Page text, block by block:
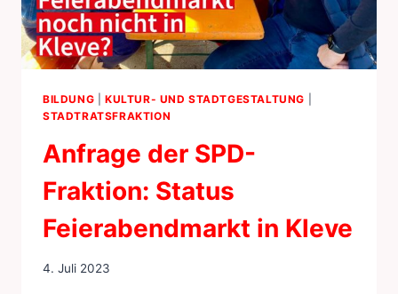
BILDUNG KULTUR- UND STADTGESTALTUNG
STADTRATSFRAKTION
Anfrage der SPD-
Fraktion: Status
Feierabendmarkt in Kleve
4. Juli 2023